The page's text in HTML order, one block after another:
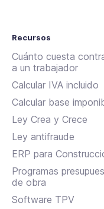
Recursos
Cuánto cuesta
a un trabajador
Calcular IVA incluido
Calcular base
Ley Crea y Crece
Ley antifraude
ERP para
Programas
de obra
Software TPV